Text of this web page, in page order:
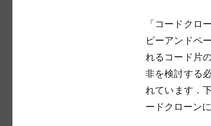
「コードクロ
ピーアンドペ
れるコード片
非を検討する
れています．
ードクローン